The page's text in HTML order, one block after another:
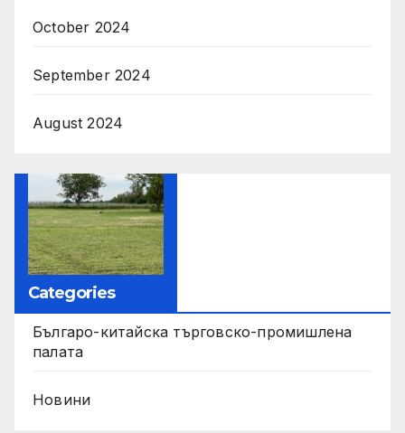
October 2024
September 2024
August 2024
Categories
Българо-китайска търговско-промишлена
палата
Новини